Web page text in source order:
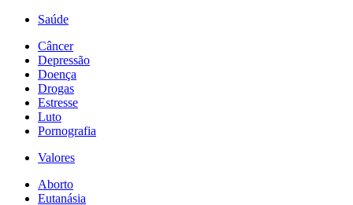
Saúde
Câncer
Depressão
Doença
Drogas
Estresse
Luto
Pornografia
Valores
Aborto
Eutanásia